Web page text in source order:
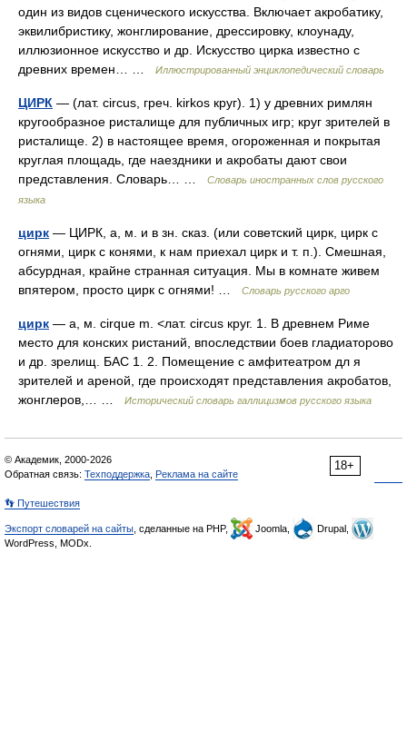
один из видов сценического искусства. Включает акробатику,
эквилибристику, жонглирование, дрессировку, клоунаду,
иллюзионное искусство и др. Искусство цирка известно с
древних времен… …
Иллюстрированный энциклопедический словарь
ЦИРК — (лат. circus, греч. kirkos круг). 1) у древних римлян
кругообразное ристалище для публичных игр; круг зрителей в
ристалище. 2) в настоящее время, огороженная и покрытая
круглая площадь, где наездники и акробаты дают свои
представления. Словарь… …
Словарь иностранных слов русского
языка
цирк — ЦИРК, а, м. и в зн. сказ. (или советский цирк, цирк с
огнями, цирк с конями, к нам приехал цирк и т. п.). Смешная,
абсурдная, крайне странная ситуация. Мы в комнате живем
впятером, просто цирк с огнями! …
Словарь русского арго
цирк — а, м. cirque m. <лат. circus круг. 1. В древнем Риме
место для конских ристаний, впоследствии боев гладиаторово
и др. зрелищ. БАС 1. 2. Помещение с амфитеатром дл я
зрителей и ареной, где происходят представления акробатов,
жонглеров,… …
Исторический словарь галлицизмов русского языка
18+
© Академик, 2000-2026
Обратная связь: Техподдержка Реклама на сайте
👣 Путешествия
Экспорт словарей на сайты , сделанные на PHP, Joomla,
Drupal,
WordPress, MODx.